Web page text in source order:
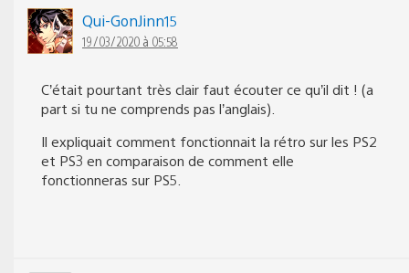
Qui-GonJinn15
19/03/2020 à 05:58
C’était pourtant très clair faut écouter ce qu’il dit ! (a
part si tu ne comprends pas l’anglais).
Il expliquait comment fonctionnait la rétro sur les PS2
et PS3 en comparaison de comment elle
fonctionneras sur PS5.